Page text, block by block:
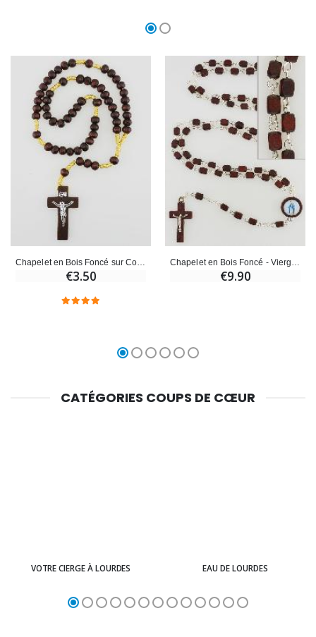
Chapelet en Bois Foncé sur Cordelette
€3.50 €9.90
CATÉGORIES COUPS DE CŒUR
VOTRE CIERGE À LOURDES EAU DE LOURDES